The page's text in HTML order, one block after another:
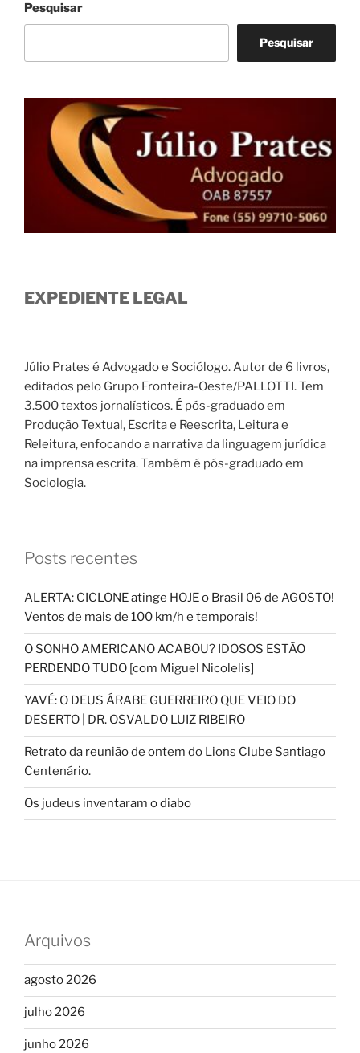
Pesquisar
Pesquisar
EXPEDIENTE LEGAL
Júlio Prates é Advogado e Sociólogo. Autor de 6 livros,
editados pelo Grupo Fronteira-Oeste/PALLOTTI. Tem
3.500 textos jornalísticos. É pós-graduado em
Produção Textual, Escrita e Reescrita, Leitura e
Releitura, enfocando a narrativa da linguagem jurídica
na imprensa escrita. Também é pós-graduado em
Sociologia.
Posts recentes
ALERTA: CICLONE atinge HOJE o Brasil 06 de AGOSTO!
Ventos de mais de 100 km/h e temporais!
O SONHO AMERICANO ACABOU? IDOSOS ESTÃO
PERDENDO TUDO [com Miguel Nicolelis]
YAVÉ: O DEUS ÁRABE GUERREIRO QUE VEIO DO
DESERTO | DR. OSVALDO LUIZ RIBEIRO
Retrato da reunião de ontem do Lions Clube Santiago
Centenário.
Os judeus inventaram o diabo
Arquivos
agosto 2026
julho 2026
junho 2026